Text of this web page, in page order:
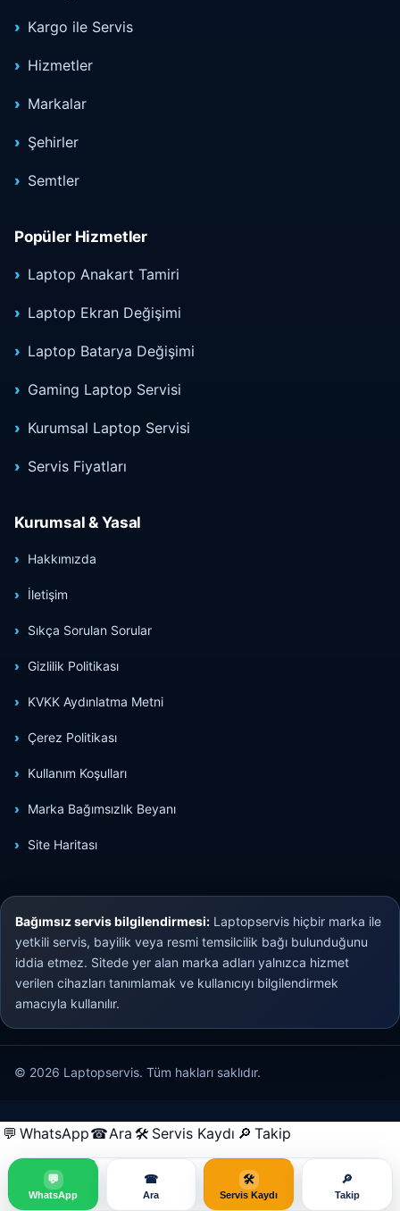
Kargo ile Servis
Hizmetler
Markalar
Şehirler
Semtler
Popüler Hizmetler
Laptop Anakart Tamiri
Laptop Ekran Değişimi
Laptop Batarya Değişimi
Gaming Laptop Servisi
Kurumsal Laptop Servisi
Servis Fiyatları
Kurumsal & Yasal
Hakkımızda
İletişim
Sıkça Sorulan Sorular
Gizlilik Politikası
KVKK Aydınlatma Metni
Çerez Politikası
Kullanım Koşulları
Marka Bağımsızlık Beyanı
Site Haritası
Bağımsız servis bilgilendirmesi: Laptopservis hiçbir marka ile
yetkili servis, bayilik veya resmi temsilcilik bağı bulunduğunu
iddia etmez. Sitede yer alan marka adları yalnızca hizmet
verilen cihazları tanımlamak ve kullanıcıyı bilgilendirmek
amacıyla kullanılır.
© 2026 Laptopservis. Tüm hakları saklıdır.
💬 WhatsApp☎Ara 🛠 Servis Kaydı 🔎 Takip
💬
WhatsApp
☎
Ara
🛠
Servis Kaydı
🔎
Takip